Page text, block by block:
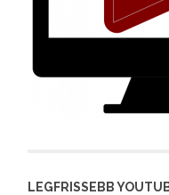
LEGFRISSEBB